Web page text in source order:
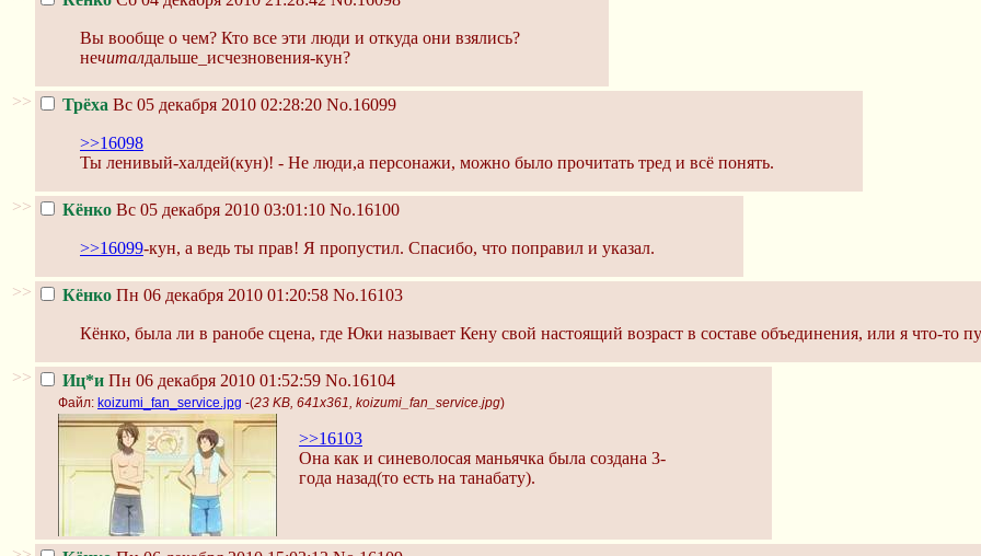
Вы вообще о чем? Кто все эти люди и откуда они взялись?
нечиталдальше_исчезновения-кун?
>> Трёха Вс 05 декабря 2010 02:28:20 No.16099
>>16098
Ты ленивый-халдей(кун)! - Не люди,а персонажи, можно было прочитать тред и всё понять.
>> Кёнко Вс 05 декабря 2010 03:01:10 No.16100
>>16099-кун, а ведь ты прав! Я пропустил. Спасибо, что поправил и указал.
>> Кёнко Пн 06 декабря 2010 01:20:58 No.16103
Кёнко, была ли в ранобе сцена, где Юки называет Кену свой настоящий возраст в составе объединения, или я что-то
>> Иц*и Пн 06 декабря 2010 01:52:59 No.16104
Файл: koizumi_fan_service.jpg -(23 KB, 641x361, koizumi_fan_service.jpg)
>>16103
Она как и синеволосая маньячка была создана 3-
года назад(то есть на танабату).